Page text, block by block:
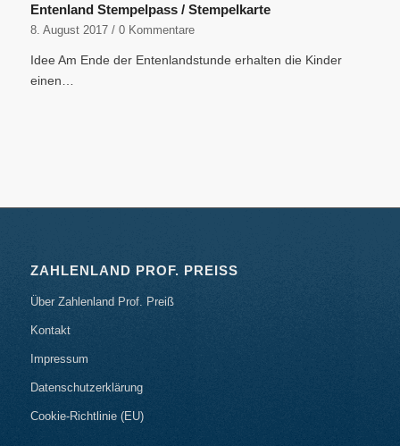
Entenland Stempelpass / Stempelkarte
8. August 2017 / 0 Kommentare
Idee Am Ende der Entenlandstunde erhalten die Kinder
einen…
ZAHLENLAND PROF. PREISS
Über Zahlenland Prof. Preiß
Kontakt
Impressum
Datenschutzerklärung
Cookie-Richtlinie (EU)